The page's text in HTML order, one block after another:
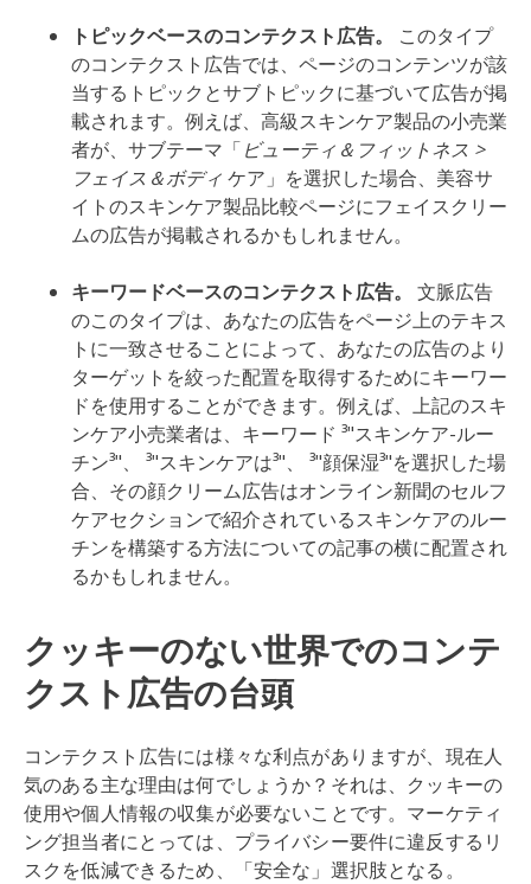
トピックベースのコンテクスト広告。 このタイプ
のコンテクスト広告では、ページのコンテンツが該
当するトピックとサブトピックに基づいて広告が掲
載されます。例えば、高級スキンケア製品の小売業
者が、サブテーマ「ビューティ＆フィットネス >
フェイス＆ボディ ケア」を選択した場合、美容サ
イトのスキンケア製品比較ページにフェイスクリー
ムの広告が掲載されるかもしれません。
キーワードベースのコンテクスト広告。 文脈広告
のこのタイプは、あなたの広告をページ上のテキス
トに一致させることによって、あなたの広告のより
ターゲットを絞った配置を取得するためにキーワー
ドを使用することができます。例えば、上記のスキ
ンケア小売業者は、キーワード ³"スキンケア-ルー
チン³"、 ³"スキンケアは³"、 ³"顔保湿³"を選択した場
合、その顔クリーム広告はオンライン新聞のセルフ
ケアセクションで紹介されているスキンケアのルー
チンを構築する方法についての記事の横に配置され
るかもしれません。
クッキーのない世界でのコンテ
クスト広告の台頭
コンテクスト広告には様々な利点がありますが、現在人
気のある主な理由は何でしょうか？それは、クッキーの
使用や個人情報の収集が必要ないことです。マーケティ
ング担当者にとっては、プライバシー要件に違反するリ
スクを低減できるため、「安全な」選択肢となる。